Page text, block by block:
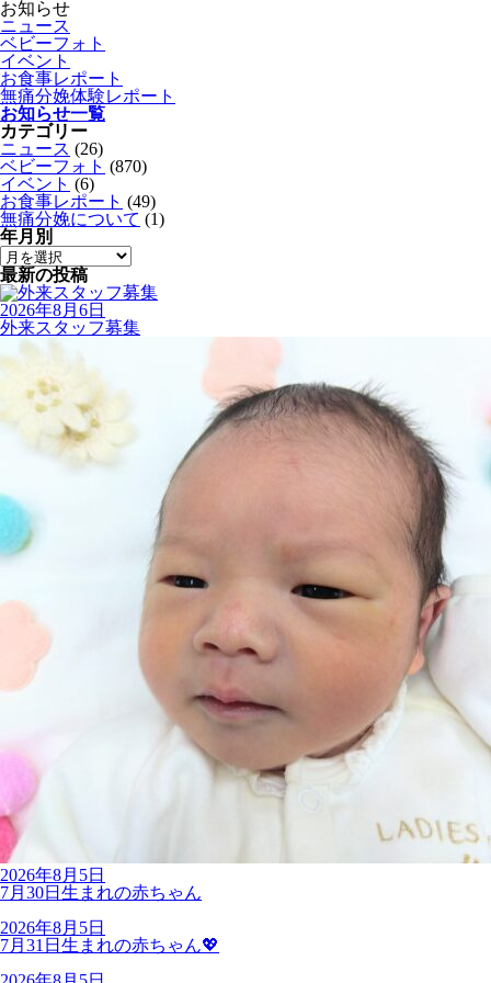
お知らせ
ニュース
ベビーフォト
イベント
お食事レポート
無痛分娩体験レポート
お知らせ一覧
カテゴリー
ニュース (26)
ベビーフォト (870)
イベント (6)
お食事レポート (49)
無痛分娩について (1)
年月別
最新の投稿
2026年8月6日
外来スタッフ募集
2026年8月5日
7月30日生まれの赤ちゃん
2026年8月5日
7月31日生まれの赤ちゃん💖